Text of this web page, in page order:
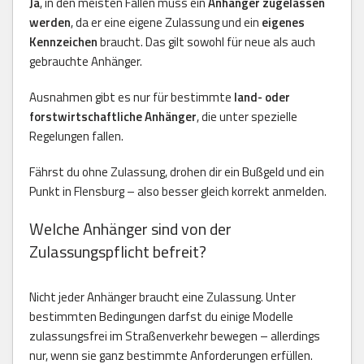
werden, da er eine eigene Zulassung und ein eigenes
Kennzeichenbraucht. Das gilt sowohl für neue als auch
gebrauchte Anhänger.
Ausnahmen gibt es nur für bestimmte land- oder
forstwirtschaftliche Anhänger, die unter spezielle
Regelungen fallen.
Fährst du ohne Zulassung, drohen dir ein Bußgeld und ein
Punkt in Flensburg – also besser gleich korrekt anmelden.
Welche Anhänger sind von der
Zulassungspflicht befreit?
Nicht jeder Anhänger braucht eine Zulassung. Unter
bestimmten Bedingungen darfst du einige Modelle
zulassungsfrei im Straßenverkehr bewegen – allerdings
nur, wenn sie ganz bestimmte Anforderungen erfüllen.